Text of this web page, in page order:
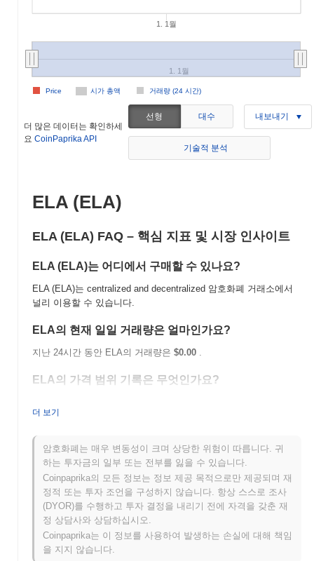
1. 1월
시가 총액 거래량 (24 시간)
Price
1. 1월
더 많은 데이터는 확인하세
요 CoinPaprika API
선형 대수 내보내기
기술적 분석
ELA (ELA)
ELA (ELA) FAQ – 핵심 지표 및 시장 인사이트
ELA (ELA)는 어디에서 구매할 수 있나요?
ELA (ELA)는 centralized and decentralized 암호화폐 거래소에서
널리 이용할 수 있습니다.
ELA의 현재 일일 거래량은 얼마인가요?
지난 24시간 동안 ELA의 거래량은 $0.00 .
ELA의 가격 범위 기록은 무엇인가요?
역대 최저가(ATL):
ELA는 현재 ATH보다 ~100.00%낮게 거래되고 있습니다 .
ELA는 더 넓은 암호화폐 시장과 비교하여 어떤 성과를
내고 있나요?
지난 7일 동안 ELA는0.00% 상승하여0.84% 의 상승을 기록한 전
체 암호화폐 시장에 뒤처졌습니다. 이는 더 넓은 시장 모멘텀과 비
교하여 ELA의 가격 움직임에서 일시적인 지연을 나타냅니다.
더 보기
암호화폐는 매우 변동성이 크며 상당한 위험이 따릅니다. 귀
하는 투자금의 일부 또는 전부를 잃을 수 있습니다.
Coinpaprika의 모든 정보는 정보 제공 목적으로만 제공되며 재
정적 또는 투자 조언을 구성하지 않습니다. 항상 스스로 조사
(DYOR)를 수행하고 투자 결정을 내리기 전에 자격을 갖춘 재
정 상담사와 상담하십시오.
Coinpaprika는 이 정보를 사용하여 발생하는 손실에 대해 책임
을 지지 않습니다.